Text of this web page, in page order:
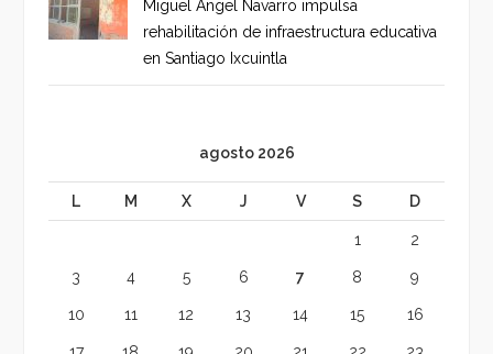
Miguel Ángel Navarro impulsa
rehabilitación de infraestructura educativa
en Santiago Ixcuintla
agosto 2026
L M X J V S D
1 2
3 4 5 6 7 8 9
10 11 12 13 14 15 16